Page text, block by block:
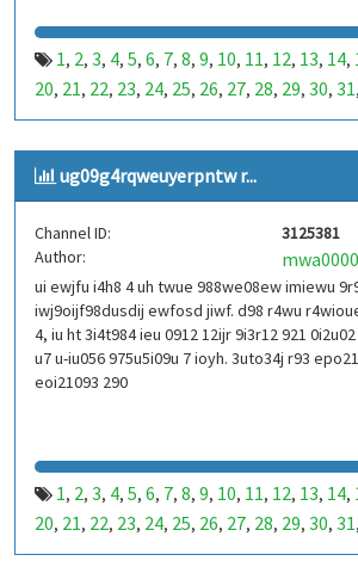
1, 2, 3, 4, 5, 6, 7, 8, 9, 10, 11, 12, 13, 14,
20, 21, 22, 23, 24, 25, 26, 27, 28, 29, 30, 31,
37,38,39,40,41,42,43,44,45,46,47,48
99,100,101,102,103,104,105,106,107,
111,112,113,114,115,116,
123,124,125,126,127,128,129,130,131
135,136,137 141,142,143
147,148 153,154,155
159,160,161,162,163,164,165 ,166,167
171 ,172,173 ,174,175,176,177,178,179
183,184,185,186, 187,188,189 ,190,191
195,196 ,197
231,232,233,234,235,236,237,238,239
243, 244, 245, 246, 247,248,249,250 ,251
255 ,256,257, 258,259,260,261,262,263
ug09g4rqweuyerpntw r...
Channel ID:
3125381
Author:
ui ewjfu i4h8 4 uh twue 988we08ew imiewu
iwj9oijf98dusdij ewfosd jiwf. d98 r4wu
4, iu ht 3i4t984 ieu 0912 12ijr 9i3r12 921
u7 u-iu056 975u5i09u 7 ioyh. 3uto34j r93
eoi21093 290
1, 2, 3, 4, 5, 6, 7, 8, 9, 10, 11, 12, 13, 14,
20, 21, 22, 23, 24, 25, 26, 27, 28, 29, 30, 31,
37,38,39,40,41,42,43,44,45,46,47,48